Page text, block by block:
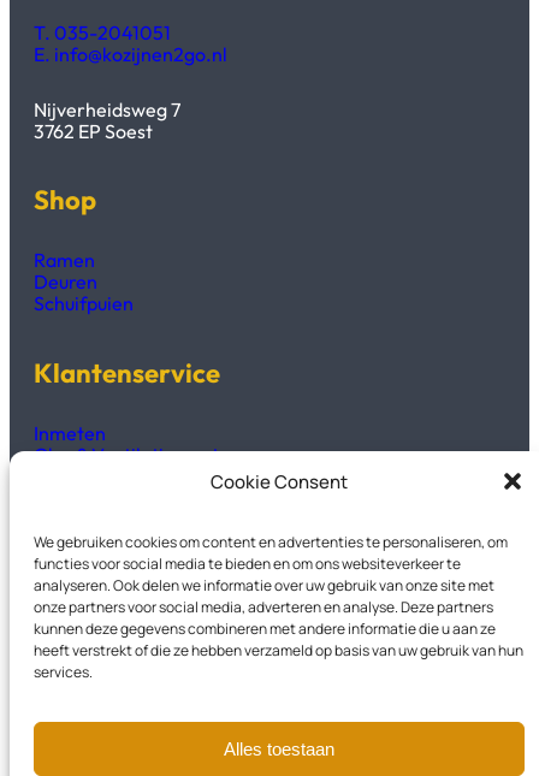
Cookie Consent
We gebruiken cookies om content en advertenties te personaliseren, om
functies voor social media te bieden en om ons websiteverkeer te
analyseren. Ook delen we informatie over uw gebruik van onze site met
onze partners voor social media, adverteren en analyse. Deze partners
kunnen deze gegevens combineren met andere informatie die u aan ze
heeft verstrekt of die ze hebben verzameld op basis van uw gebruik van hun
services.
Alles toestaan
T. 035-2041051
E. info@kozijnen2go.nl
Nijverheidsweg 7
3762 EP Soest
Shop
Ramen
Deuren
Schuifpuien
Klantenservice
Inmeten
Glas & Ventilatieroosters
Kozijnen2GO
Over Ons
Veelgestelde vragen
Privacyverklaring